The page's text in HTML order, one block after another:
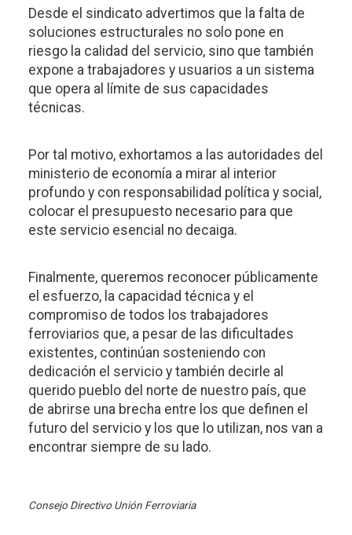
Desde el sindicato advertimos que la falta de
soluciones estructurales no solo pone en
riesgo la calidad del servicio, sino que también
expone a trabajadores y usuarios a un sistema
que opera al límite de sus capacidades
técnicas.
Por tal motivo, exhortamos a las autoridades del
ministerio de economía a mirar al interior
profundo y con responsabilidad política y social,
colocar el presupuesto necesario para que
este servicio esencial no decaiga.
Finalmente, queremos reconocer públicamente
el esfuerzo, la capacidad técnica y el
compromiso de todos los trabajadores
ferroviarios que, a pesar de las dificultades
existentes, continúan sosteniendo con
dedicación el servicio y también decirle al
querido pueblo del norte de nuestro país, que
de abrirse una brecha entre los que definen el
futuro del servicio y los que lo utilizan, nos van a
encontrar siempre de su lado.
Consejo Directivo Unión Ferroviaria